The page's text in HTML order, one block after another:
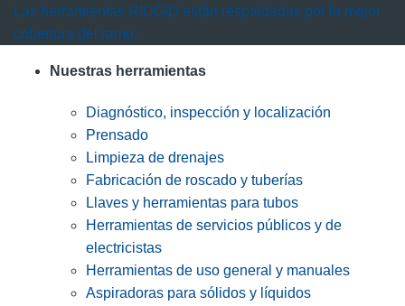
Las herramientas RIDGID están respaldadas por la mejor
cobertura del ramo.
Nuestras herramientas
Diagnóstico, inspección y localización
Prensado
Limpieza de drenajes
Fabricación de roscado y tuberías
Llaves y herramientas para tubos
Herramientas de servicios públicos y de
electricistas
Herramientas de uso general y manuales
Aspiradoras para sólidos y líquidos